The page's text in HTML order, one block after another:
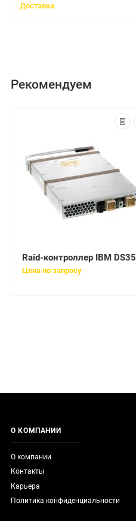
Доставка
Рекомендуем
Цена по запросу
О КОМПАНИИ
О компании
Контакты
Карьера
Политика конфиденциальности